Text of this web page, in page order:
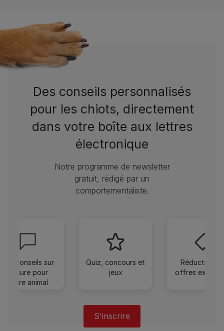
Des conseils personnalisés
pour les chiots, directement
dans votre boîte aux lettres
électronique
Notre programme de newsletter
gratuit, rédigé par un
comportementaliste.
Des conseils sur
mesure pour
votre animal
Quiz, concours et
jeux
Réductions
offres
S'inscrire